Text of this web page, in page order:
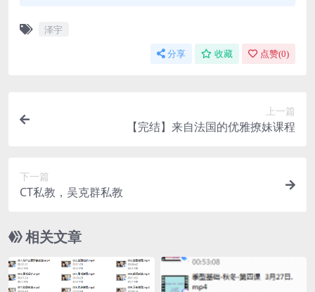
泽宇
分享 收藏 点赞(0)
上一篇
【完结】来自法国的优雅撩妹课程
下一篇
CT私教，吴克群私教
相关文章